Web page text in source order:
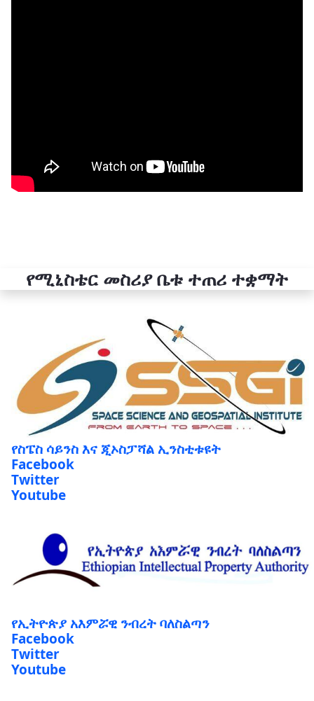
የሚኒስቴር መስሪያ ቤቱ ተጠሪ ተቋማት
የስፔስ ሳይንስ እና ጂኦስፓሻል ኢንስቲቱዩት
Facebook
Twitter
Youtube
የኢትዮጵያ አእምሯዊ ንብረት ባለስልጣን
Facebook
Twitter
Youtube